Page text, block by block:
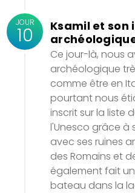
JOUR
10
Ksamil et
Ce jour-là, nous
archéologique
comme être en
pourtant nous
inscrit sur la liste
l'Unesco grâce à
avec ses ruines
des Romains et
également fait
bateau dans la